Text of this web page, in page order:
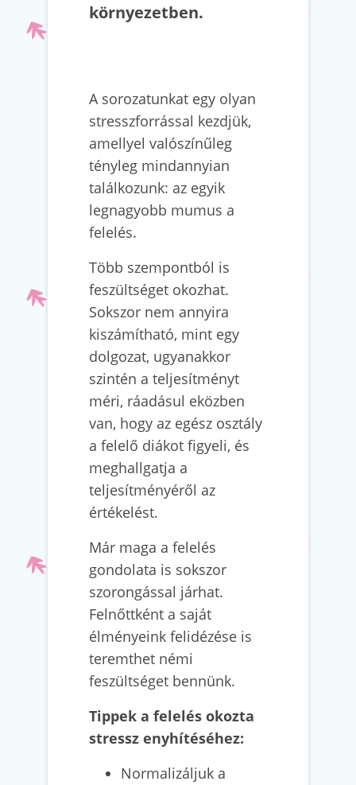
környezetben.
A sorozatunkat egy olyan
stresszforrással kezdjük,
amellyel valószínűleg
tényleg mindannyian
találkozunk: az egyik
legnagyobb mumus a
felelés.
Több szempontból is
feszültséget okozhat.
Sokszor nem annyira
kiszámítható, mint egy
dolgozat, ugyanakkor
szintén a teljesítményt
méri, ráadásul eközben
van, hogy az egész osztály
a felelő diákot figyeli, és
meghallgatja a
teljesítményéről az
értékelést.
Már maga a felelés
gondolata is sokszor
szorongással járhat.
Felnőttként a saját
élményeink felidézése is
teremthet némi
feszültséget bennünk.
Tippek a felelés okozta
stressz enyhítéséhez:
Normalizáljuk a